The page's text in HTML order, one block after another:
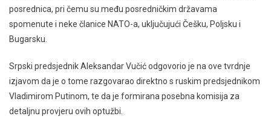
posrednica, pri čemu su među posredničkim državama
spomenute i neke članice NATO-a, uključujući Češku, Poljsku i
Bugarsku.
Srpski predsjednik Aleksandar Vučić odgovorio je na ove tvrdnje
izjavom da je o tome razgovarao direktno s ruskim predsjednikom
Vladimirom Putinom, te da je formirana posebna komisija za
detaljnu provjeru ovih optužbi.